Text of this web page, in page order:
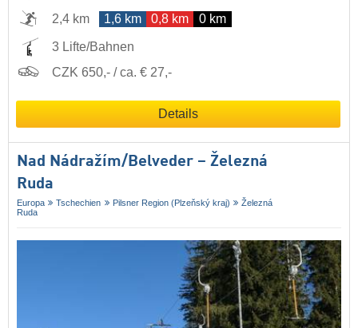
2,4 km
1,6 km 0,8 km 0 km
3 Lifte/Bahnen
CZK 650,- / ca. € 27,-
Details
Nad Nádražím/​Belveder – Železná
Ruda
Europa Tschechien Pilsner Region (Plzeňský kraj)
Železná
Ruda